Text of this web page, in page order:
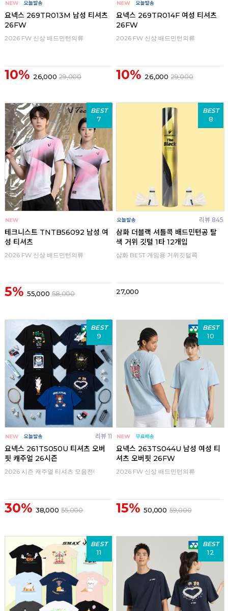
요넥스 269TR013M 남성 티셔츠
26FW
2026 FW 신상 배드민턴의류
10% 26,000 29,000
요넥스 269TR014F 여성 티셔츠
26FW
2026 FW 신상 배드민턴의류
10% 26,000 29,000
BEST
7
테크니스트 TNTB56092 남성 여
성 티셔츠
2026 FW 신상 배드민턴의류
5% 55,000 58,000
BEST
8
리뷰 845
삼화 더블랙 셔틀콕 배드민턴공 탈
색 거위 깃털 1타 12개입
삼화 BEST 게임용 거위깃털콕
27,000
BEST
9
리뷰 11
요넥스 261TS050U 티셔츠 오버
핏 캐주얼 26시즌
2026 시즌 캐주얼 티셔츠 모음전!
30% 38,000 55,000
BEST
10
요넥스 263TS044U 남성 여성 티
셔츠 오버핏 26FW
2026 FW 신상 배드민턴의류
15% 50,000 59,000
BEST
11
BEST
12